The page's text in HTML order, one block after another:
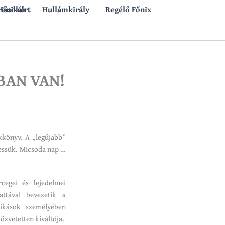
Hullámkirály Regélő Főnix
VAN!
A „legújabb”
Micsoda nap …
és fejedelmei
bevezetik a
személyében
kiváltója.